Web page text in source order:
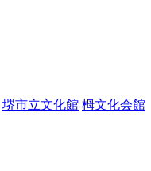
堺市立文化館 栂文化会館